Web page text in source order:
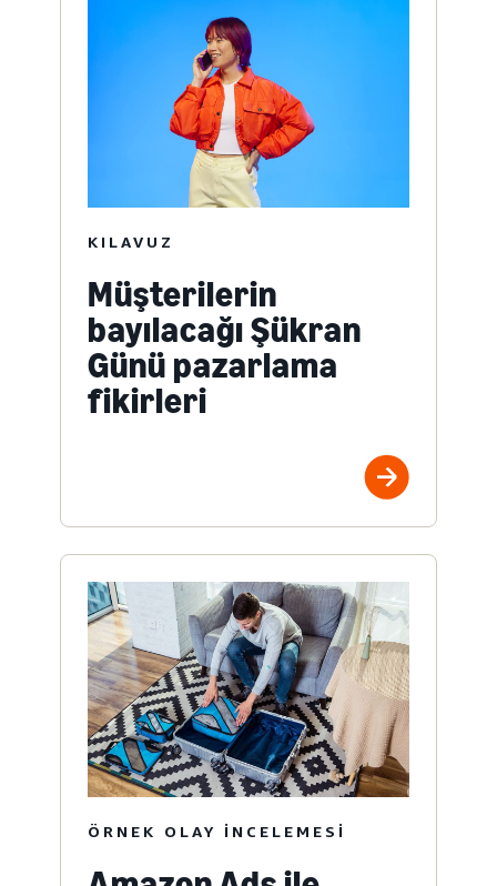
KILAVUZ
Müşterilerin
bayılacağı Şükran
Günü pazarlama
fikirleri
ÖRNEK OLAY INCELEMESI